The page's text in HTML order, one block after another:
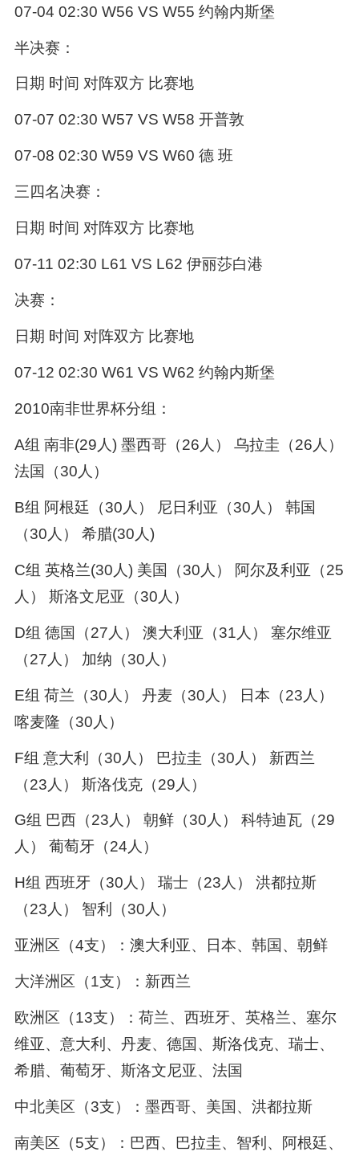
07-04 02:30 W56 VS W55 约翰内斯堡
半决赛：
日期 时间 对阵双方 比赛地
07-07 02:30 W57 VS W58 开普敦
07-08 02:30 W59 VS W60 德 班
三四名决赛：
日期 时间 对阵双方 比赛地
07-11 02:30 L61 VS L62 伊丽莎白港
决赛：
日期 时间 对阵双方 比赛地
07-12 02:30 W61 VS W62 约翰内斯堡
2010南非世界杯分组：
A组 南非(29人) 墨西哥（26人） 乌拉圭（26人）
法国（30人）
B组 阿根廷（30人） 尼日利亚（30人） 韩国
（30人） 希腊(30人)
C组 英格兰(30人) 美国（30人） 阿尔及利亚（25
人） 斯洛文尼亚（30人）
D组 德国（27人） 澳大利亚（31人） 塞尔维亚
（27人） 加纳（30人）
E组 荷兰（30人） 丹麦（30人） 日本（23人）
喀麦隆（30人）
F组 意大利（30人） 巴拉圭（30人） 新西兰
（23人） 斯洛伐克（29人）
G组 巴西（23人） 朝鲜（30人） 科特迪瓦（29
人） 葡萄牙（24人）
H组 西班牙（30人） 瑞士（23人） 洪都拉斯
（23人） 智利（30人）
亚洲区（4支）：澳大利亚、日本、韩国、朝鲜
大洋洲区（1支）：新西兰
欧洲区（13支）：荷兰、西班牙、英格兰、塞尔
维亚、意大利、丹麦、德国、斯洛伐克、瑞士、
希腊、葡萄牙、斯洛文尼亚、法国
中北美区（3支）：墨西哥、美国、洪都拉斯
南美区（5支）：巴西、巴拉圭、智利、阿根廷、